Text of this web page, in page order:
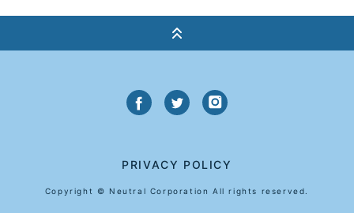
PRIVACY POLICY
Copyright © Neutral Corporation All rights reserved.